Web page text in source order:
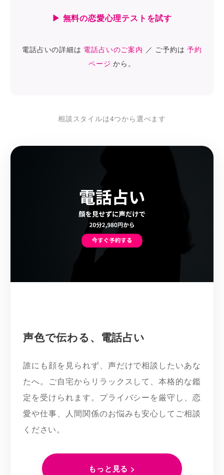
▶ 無料の恋愛心理テストを試す
電話占いの詳細は 電話占いのご案内 ／ ご予約は予約
ページ から。
相談スタイルは4つから選べます
声色で伝わる、電話占い
誰にも顔を見られず、声だけで相談したいあな
たへ。ご自宅からリラックスして、本格的な鑑
定を受けられます。プライバシーを厳守し、恋
愛や仕事、人間関係のお悩みも安心してご相談
ください。
もっと見る >